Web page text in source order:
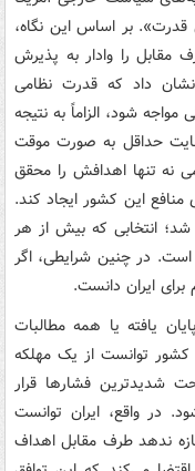
بر اساس این نگاه،
مقابل را وادار به پذیرش
نشان داد که قدرت نظامی
مواجه شود، الزاماً به نتیجه
حداقل به صورت موقت
نه تنها اهدافش را محقق
منافع این کشور ایجاد کند.
انتخابی که بیش از هر
در چنین شرایطی، اگر
ایران دانست.
یافته یا همه مطالبات
توانست از یک مهلکه
شدیدترین فشارها قرار
در واقع، ایران توانست
ندهد طرف مقابل اهداف